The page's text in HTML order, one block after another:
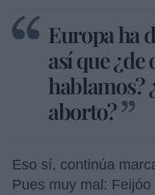
Europa ha
así que ¿de
hablamos?
aborto?
Eso sí, continúa
Pues muy mal: